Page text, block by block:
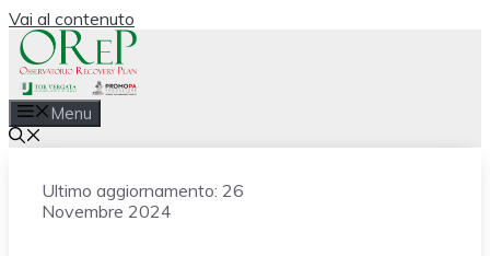
Vai al contenuto
Menu
Ultimo aggiornamento: 26
Novembre 2024